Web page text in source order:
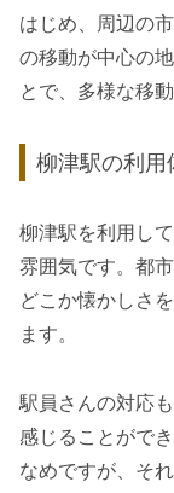
はじめ、周辺の
の移動が中心の
とで、多様な移
柳津駅の利用
柳津駅を利用し
雰囲気です。都
どこか懐かしさ
ます。
駅員さんの対応
感じることがで
なめですが、そ